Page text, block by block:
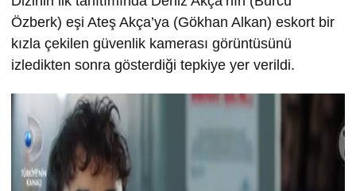
Özberk) eşi Ateş Akça’ya (Gökhan Alkan) eskort bir
kızla çekilen güvenlik kamerası görüntüsünü
izledikten sonra gösterdiği tepkiye yer verildi.